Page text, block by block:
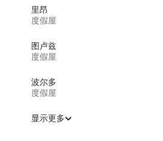
里昂
度假屋
图卢兹
度假屋
波尔多
度假屋
显示更多